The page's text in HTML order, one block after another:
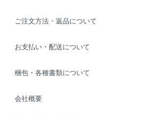
ご注文方法・返品について
お支払い・配送について
梱包・各種書類について
会社概要